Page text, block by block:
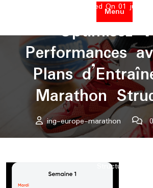
Menu
Posted On 01 juin
Optimisez
Performances
Plans
Marathon
ing-europe-marathon
ing-europe-marathon.lu>>
Structurés